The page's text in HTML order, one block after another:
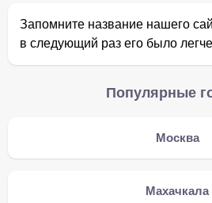
Запомните название нашего
в следующий раз его было
Популярные
Москва
Махачкала